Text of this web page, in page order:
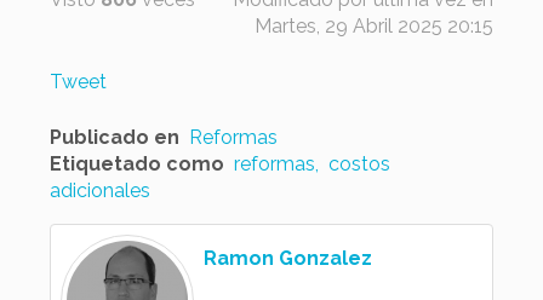
Martes, 29 Abril 2025 20:15
Tweet
Publicado en Reformas
Etiquetado como reformas
costos
adicionales
Ramon Gonzalez